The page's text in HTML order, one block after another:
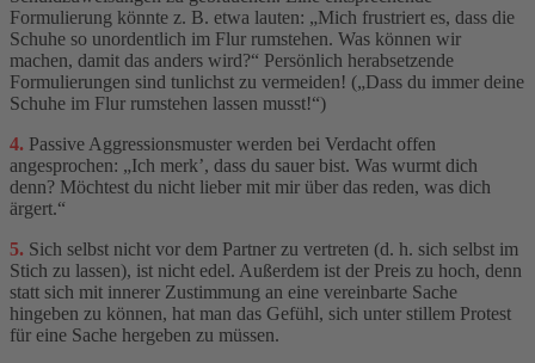
Formulierung könnte z. B. etwa lauten: „Mich frustriert es, dass die
Schuhe so unordentlich im Flur rumstehen. Was können wir
machen, damit das anders wird?“ Persönlich herabsetzende
Formulierungen sind tunlichst zu vermeiden! („Dass du immer deine
Schuhe im Flur rumstehen lassen musst!“)
4. Passive Aggressionsmuster werden bei Verdacht offen
angesprochen: „Ich merk’, dass du sauer bist. Was wurmt dich
denn? Möchtest du nicht lieber mit mir über das reden, was dich
ärgert.“
5. Sich selbst nicht vor dem Partner zu vertreten (d. h. sich selbst im
Stich zu lassen), ist nicht edel. Außerdem ist der Preis zu hoch, denn
statt sich mit innerer Zustimmung an eine vereinbarte Sache
hingeben zu können, hat man das Gefühl, sich unter stillem Protest
für eine Sache hergeben zu müssen.